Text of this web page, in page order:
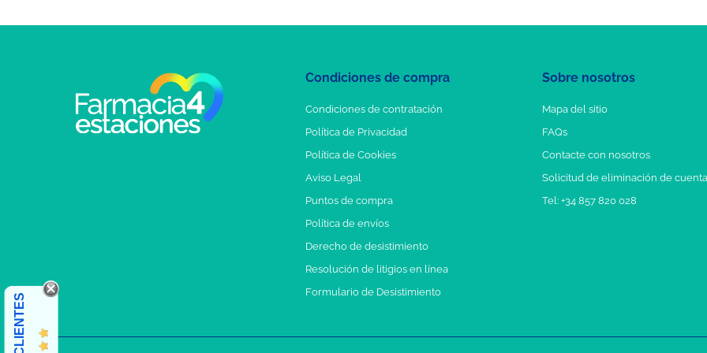
Condiciones de compra
Condiciones de contratación
Política de Privacidad
Política de Cookies
Aviso Legal
Puntos de compra
Política de envíos
Derecho de desistimiento
Resolución de litigios en línea
Formulario de Desistimiento
Sobre nosotros
Mapa del sitio
FAQs
Contacte con nosotros
Solicitud de eliminación de cuenta
Tel: +34 857 820 028